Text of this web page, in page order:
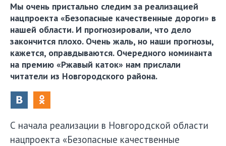
Мы очень пристально следим за реализацией
нацпроекта «Безопасные качественные дороги» в
нашей области. И прогнозировали, что дело
закончится плохо. Очень жаль, но наши прогнозы,
кажется, оправдываются. Очередного номинанта
на премию «Ржавый каток» нам прислали
читатели из Новгородского района.
С начала реализации в Новгородской области
нацпроекта «Безопасные качественные